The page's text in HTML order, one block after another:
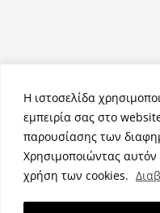
Η ιστοσελίδα
εμπειρία σας στο
παρουσίασης των
Χρησιμοποιώντας
χρήση των cookies.
Πνευματικά Δικαιώματα
Θέμα:ColorMagαπό